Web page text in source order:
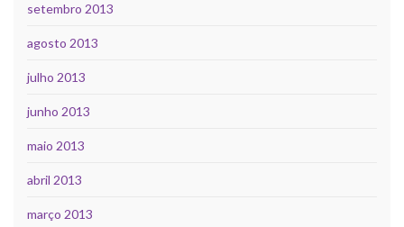
setembro 2013
agosto 2013
julho 2013
junho 2013
maio 2013
abril 2013
março 2013